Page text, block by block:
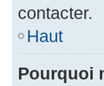
contacter.
Haut
Pourquoi